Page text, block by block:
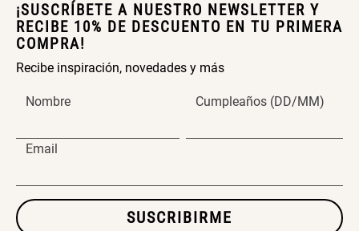
¡SUSCRÍBETE A NUESTRO NEWSLETTER Y
RECIBE 10% DE DESCUENTO EN TU PRIMERA
COMPRA!
Recibe inspiración, novedades y más
Nombre Cumpleaños (DD/MM)
Email
SUSCRIBIRME